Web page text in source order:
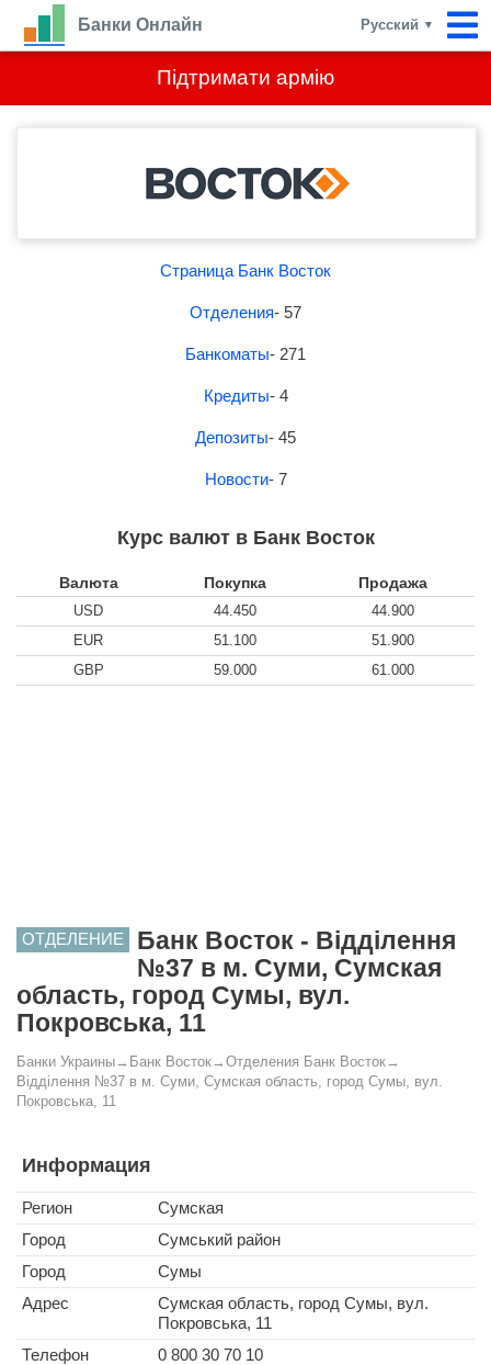
Підтримати армію
Банки Онлайн Русский ▼
Страница Банк Восток
Отделения- 57
Банкоматы- 271
Кредиты- 4
Депозиты- 45
Новости- 7
Курс валют в Банк Восток
Валюта Покупка Продажа
USD 44.450
44.900
EUR
51.100
51.900
GBP
59.000 61.000
ОТДЕЛЕНИЕ
Банк Восток - Відділення
№37 в м. Суми, Сумская
область, город Сумы, вул.
Покровська, 11
Банки Украины→ Банк Восток→ Отделения Банк Восток→
Відділення №37 в м. Суми, Сумская область, город Сумы, вул.
Покровська, 11
Информация
Регион
Сумская
Город
Сумський район
Город
Сумы
Адрес
Сумская область, город Сумы, вул.
Покровська, 11
Телефон
0 800 30 70 10